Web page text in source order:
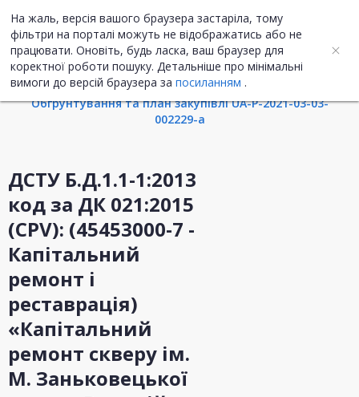
На жаль, версія вашого браузера застаріла, тому
фільтри на порталі можуть не відображатись або не
працювати. Оновіть, будь ласка, ваш браузер для
коректної роботи пошуку. Детальніше про мінімальні
вимоги до версій браузера за посиланням .
UA ENG
Інформація про закупівлю
Обгрунтування та план закупівлі UA-P-2021-03-03-
002229-a
ДСТУ Б.Д.1.1-1:2013
код за ДК 021:2015
(CPV): (45453000-7 -
Капітальний
ремонт і
реставрація)
«Капітальний
ремонт скверу ім.
М. Заньковецької